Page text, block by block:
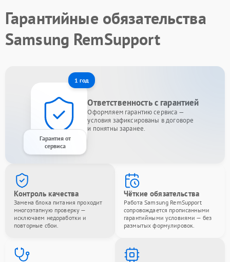
Гарантийные обязательства
Samsung RemSupport
1 год
Гарантия от
сервиса
Ответственность с гарантией
Оформляем гарантию сервиса —
условия зафиксированы в договоре
и понятны заранее.
Контроль качества
Замена блока питания проходит
многоэтапную проверку —
исключаем недоработки и
повторные сбои.
Чёткие обязательства
Работа Samsung RemSupport
сопровождается прописанными
гарантийными условиями — без
размытых формулировок.